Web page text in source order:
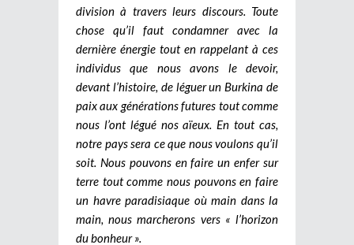
division à travers leurs discours. Toute
chose qu’il faut condamner avec la
dernière énergie tout en rappelant à ces
individus que nous avons le devoir,
devant l’histoire, de léguer un Burkina de
paix aux générations futures tout comme
nous l’ont légué nos aïeux. En tout cas,
notre pays sera ce que nous voulons qu’il
soit. Nous pouvons en faire un enfer sur
terre tout comme nous pouvons en faire
un havre paradisiaque où main dans la
main, nous marcherons vers « l’horizon
du bonheur ».